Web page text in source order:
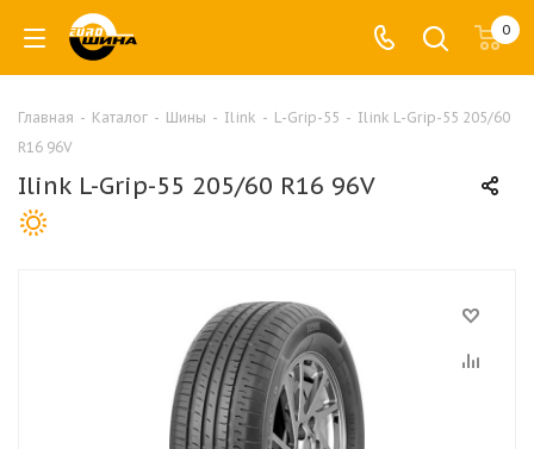
0
Главная - Каталог - Шины - Ilink - L-Grip-55 - Ilink L-Grip-55 205/60
R16 96V
Ilink L-Grip-55 205/60 R16 96V